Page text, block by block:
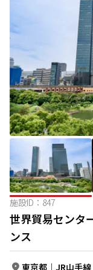
施設ID： 847
世界貿易センタ
ンス
東京都 ｜ JR山手